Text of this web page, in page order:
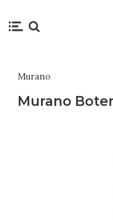
Murano
Murano